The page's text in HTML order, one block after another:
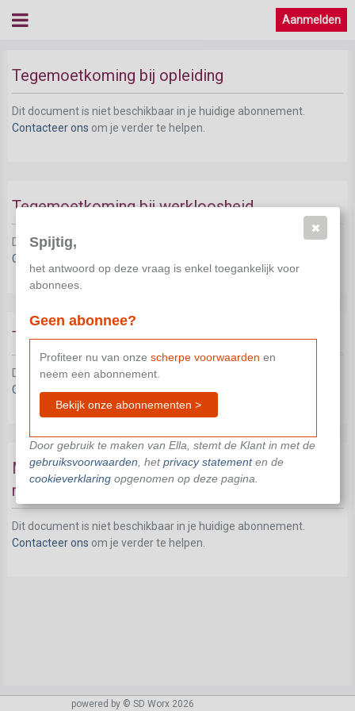
Aanmelden
Tegemoetkoming bij opleiding
Dit document is niet beschikbaar in je huidige abonnement.
Contacteer ons om je verder te helpen.
Tegemoetkoming bij werkloosheid
Dit document is niet beschikbaar in je huidige abonnement.
Contacteer ons
Tegemoetkoming bij ziekte
Dit document is niet beschikbaar in je huidige abonnement.
Contacteer onsom je verder te helpen.
Maatregelen gefinancierd met de
responsabiliseringsbijdrage
Dit document is niet beschikbaar in je huidige abonnement.
Contacteer ons om je verder te helpen.
powered by © SD Worx 2026
Spijtig,
het antwoord op deze vraag is enkel toegankelijk voor
abonnees.
Geen abonnee?
Profiteer nu van onze scherpe voorwaarden en
neem een abonnement.
Bekijk onze abonnementen >
Door gebruik te maken van Ella, stemt de Klant in met de
gebruiksvoorwaarden , hetprivacy statementen de
cookieverklaringopgenomen op deze pagina.